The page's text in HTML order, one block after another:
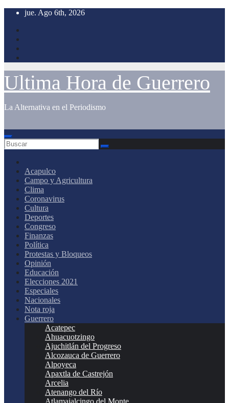
Saltar
contenido
jue. Ago 6th, 2026
Ultima Hora de Guerrero
La Alternativa en el Periodismo
Acapulco
Campo y Agricultura
Clima
Coronavirus
Cultura
Deportes
Congreso
Finanzas
Política
Protestas y Bloqueos
Opinión
Educación
Elecciones 2021
Especiales
Nacionales
Nota roja
Guerrero
Acatepec
Ahuacuotzingo
Ajuchitlán del Progreso
Alcozauca de Guerrero
Alpoyeca
Apaxtla de Castrejón
Arcelia
Atenango del Río
Atlamajalcingo del Monte